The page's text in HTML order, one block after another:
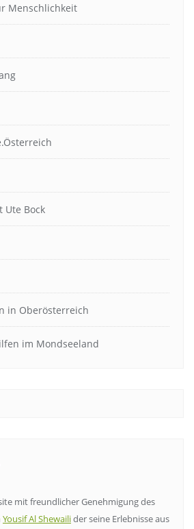
Menschlichkeit
Ute Bock
in Oberösterreich
im Mondseeland
mit freundlicher Genehmigung des
Yousif Al Shewailider seine Erlebnisse aus